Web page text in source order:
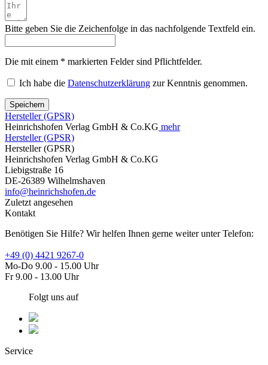
Bitte geben Sie die Zeichenfolge in das nachfolgende Textfeld ein.
Die mit einem * markierten Felder sind Pflichtfelder.
Ich habe die Datenschutzerklärung zur Kenntnis genommen.
Speichern
Hersteller (GPSR)
Heinrichshofen Verlag GmbH & Co.KG mehr
Hersteller (GPSR)
Hersteller (GPSR)
Heinrichshofen Verlag GmbH & Co.KG
Liebigstraße 16
DE-26389 Wilhelmshaven
info@heinrichshofen.de
Zuletzt angesehen
Kontakt
Benötigen Sie Hilfe? Wir helfen Ihnen gerne weiter unter Telefon:
+49 (0) 4421 9267-0
Mo-Do 9.00 - 15.00 Uhr
Fr 9.00 - 13.00 Uhr
Folgt uns auf
Service